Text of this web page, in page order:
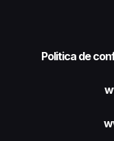
Politica de